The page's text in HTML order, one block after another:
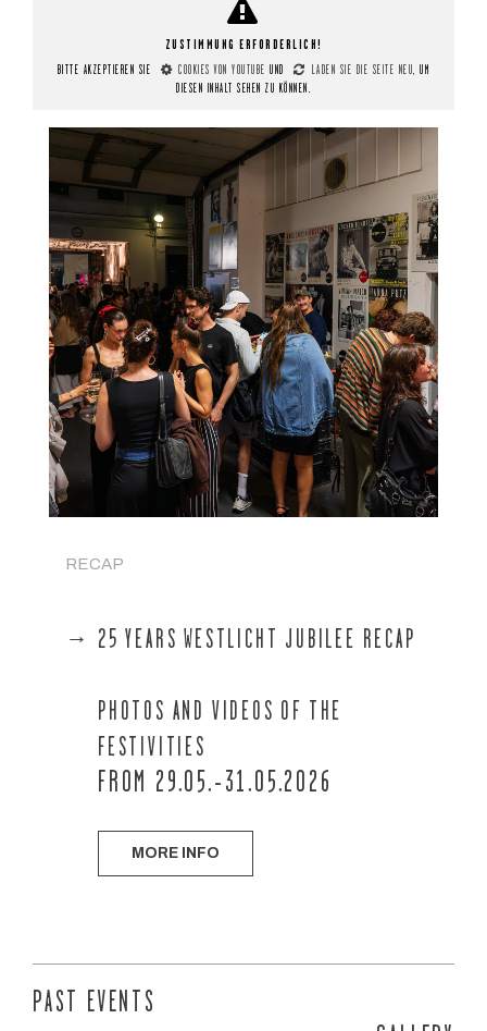
ZUSTIMMUNG ERFORDERLICH!
BITTE AKZEPTIEREN SIE COOKIES VON YOUTUBE UND LADEN SIE DIE SEITE NEU, UM
DIESEN INHALT SEHEN ZU KÖNNEN.
RECAP
25 YEARS WESTLICHT JUBILEE RECAP
PHOTOS AND VIDEOS OF THE
FESTIVITIES
FROM 29.05.-31.05.2026
MORE INFO
PAST EVENTS